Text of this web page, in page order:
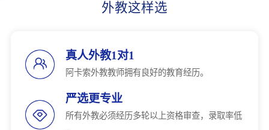
外教这样选
真人外教1对1
阿卡索外教教师拥有良好的教育经历。
严选更专业
所有外教必须经历多轮以上资格审查，录取率低